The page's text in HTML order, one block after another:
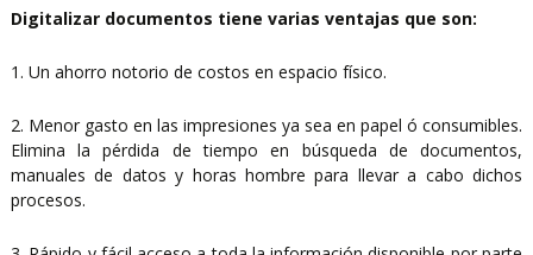
Digitalizar documentos tiene varias ventajas que son:
1. Un ahorro notorio de costos en espacio físico.
2. Menor gasto en las impresiones ya sea en papel ó consumibles.
Elimina la pérdida de tiempo en búsqueda de documentos,
manuales de datos y horas hombre para llevar a cabo dichos
procesos.